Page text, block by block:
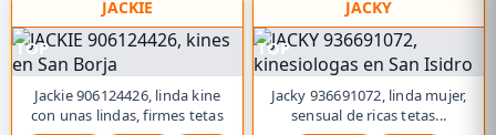
JACKIE
TOP
Jackie 906124426, linda kine
con unas lindas, firmes tetas
JACKY
TOP
Jacky 936691072, linda mujer,
sensual de ricas tetas...